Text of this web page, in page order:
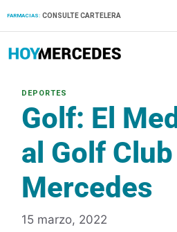
FARMACIAS: CONSULTE CARTELERA
Golf: El
al Golf Club
Mercedes
15 marzo, 2022